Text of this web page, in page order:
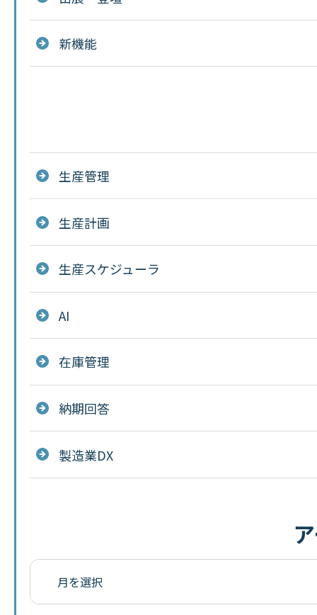
新機能
生産管理
生産計画
生産スケジューラ
AI
在庫管理
納期回答
製造業DX